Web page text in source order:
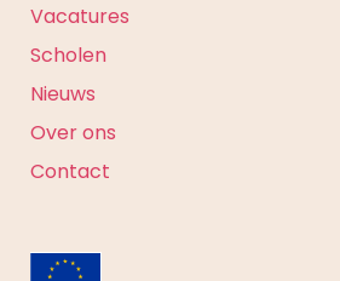
Vacatures
Scholen
Nieuws
Over ons
Contact